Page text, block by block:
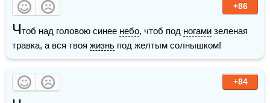
+86
Чтоб над головою синее небо, чтоб под ногами зеленая
травка, а вся твоя жизнь под желтым солнышком!
+84